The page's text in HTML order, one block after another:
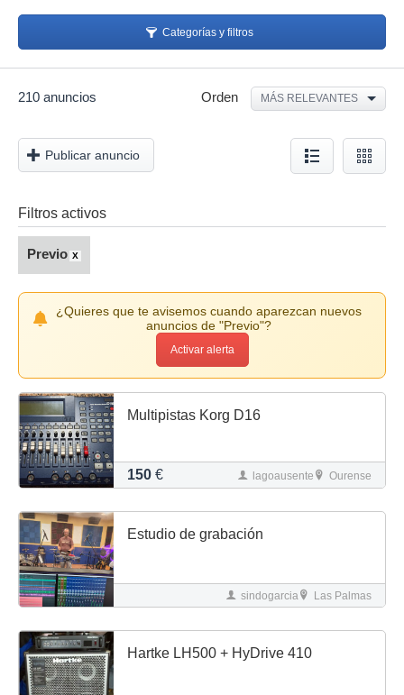
Categorías y filtros
Orden MÁS RELEVANTES
210 anuncios
Publicar anuncio
Filtros activos
Previo X
¿Quieres que te avisemos cuando aparezcan nuevos
anuncios de "Previo"?
Activar alerta
Multipistas Korg D16
150 € lagoausente Ourense
Estudio de grabación
sindogarcia Las Palmas
Hartke LH500 + HyDrive 410